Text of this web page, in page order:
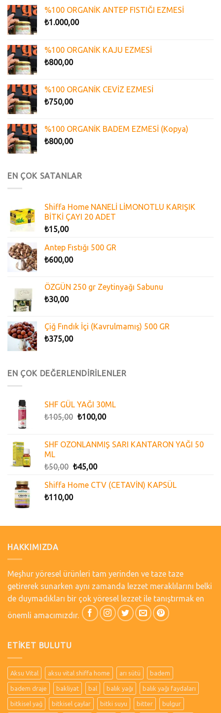
%100 ORGANİK ANTEP FISTIĞI EZMESİ
₺1.000,00
%100 ORGANİK KAJU EZMESİ
₺800,00
%100 ORGANİK CEVİZ EZMESİ
₺750,00
%100 ORGANİK BADEM EZMESİ (Kopya)
₺800,00
EN ÇOK SATANLAR
Shiffa Home NANELİ LİMONOTLU KARIŞIK
BİTKİ ÇAYI 20 ADET
₺15,00
Antep Fıstığı 500 GR
₺600,00
ÖZGÜN 250 gr Zeytinyağı Sabunu
₺30,00
Çiğ Fındık İçi (Kavrulmamış) 500 GR
₺375,00
EN ÇOK DEĞERLENDİRİLENLER
SHF GÜL YAĞI 30ML
₺105,00 ₺100,00
SHF OZONLANMIŞ SARI KANTARON YAĞI 50
ML
₺50,00 ₺45,00
Shiffa Home CTV (CETAVİN) KAPSÜL
₺110,00
HAKKIMIZDA
Meşhur yöresel ürünleri tam yerinden ve taze taze
getirerek sunarken aynı zamanda lezzet meraklılarını belki
de duymadıkları bir çok yöresel lezzet ile tanıştırmak en
önemli amacımızdır.
ETIKET BULUTU
Aksu Vital aksu vital shiffa home arı sütü badem
badem draje bakliyat bal balık yağı balık yağı faydaları
bitkisel yağ bitkisel çaylar bitki suyu bitter bulgur